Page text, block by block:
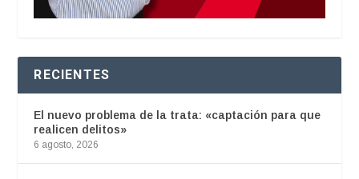
RECIENTES
El nuevo problema de la trata: «captación para que
realicen delitos»
6 agosto, 2026